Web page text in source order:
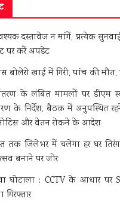
दस्तावेज न मांगें, प्रत्येक
करें अपडेट
बोलेरो खाई में गिरी, पांच की
के लंबित मामलों पर डीएम
के निर्देश, बैठक में अनुपस्थित
और वेतन रोकने के आदेश
तक जिलेभर में चलेगा हर घर
बनाने पर जोर
घोटाला : CCTV के आधार